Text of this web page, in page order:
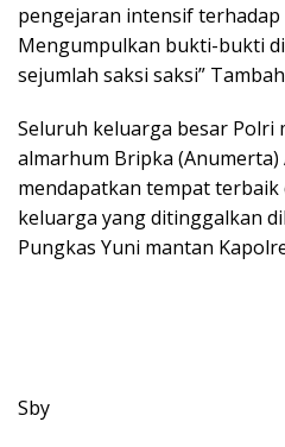
pengejaran intensif terhadap
Mengumpulkan bukti-bukti
sejumlah saksi saksi”
Seluruh keluarga besar Polri
almarhum Bripka (Anumerta)
mendapatkan tempat terbaik
keluarga yang ditinggalkan
Pungkas Yuni mantan
Sby